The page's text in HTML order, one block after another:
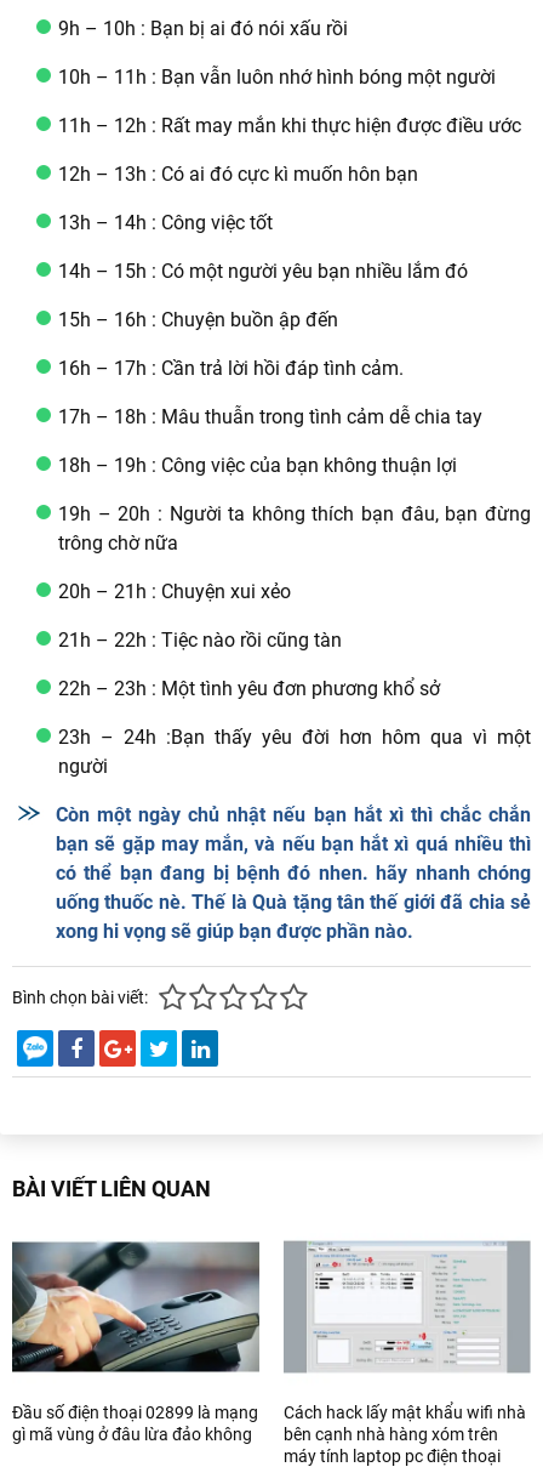
9h – 10h : Bạn bị ai đó nói xấu rồi
10h – 11h : Bạn vẫn luôn nhớ hình bóng một người
11h – 12h : Rất may mắn khi thực hiện được điều ước
12h – 13h : Có ai đó cực kì muốn hôn bạn
13h – 14h : Công việc tốt
14h – 15h : Có một người yêu bạn nhiều lắm đó
15h – 16h : Chuyện buồn ập đến
16h – 17h : Cần trả lời hồi đáp tình cảm.
17h – 18h : Mâu thuẫn trong tình cảm dễ chia tay
18h – 19h : Công việc của bạn không thuận lợi
19h – 20h : Người ta không thích bạn đâu, bạn đừng
trông chờ nữa
20h – 21h : Chuyện xui xẻo
21h – 22h : Tiệc nào rồi cũng tàn
22h – 23h : Một tình yêu đơn phương khổ sở
23h – 24h :Bạn thấy yêu đời hơn hôm qua vì một
người
Còn một ngày chủ nhật nếu bạn hắt xì thì chắc chắn
bạn sẽ gặp may mắn, và nếu bạn hắt xì quá nhiều thì
có thể bạn đang bị bệnh đó nhen. hãy nhanh chóng
uống thuốc nè. Thế là Quà tặng tân thế giới đã chia sẻ
xong hi vọng sẽ giúp bạn được phần nào.
Bình chọn bài viết:
BÀI VIẾT LIÊN QUAN
Đầu số điện thoại 02899 là mạng
gì mã vùng ở đâu lừa đảo không
Cách hack lấy mật khẩu wifi nhà
bên cạnh nhà hàng xóm trên
máy tính laptop pc điện thoại